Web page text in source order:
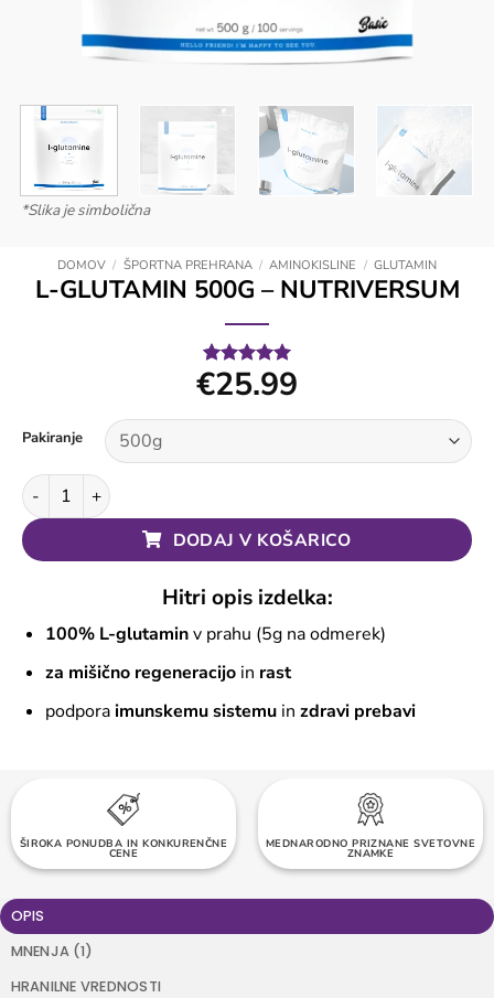
*Slika je simbolična
DOMOV / ŠPORTNA PREHRANA / AMINOKISLINE / GLUTAMIN
L-GLUTAMIN 500G – NUTRIVERSUM
Ocenjeno z
5od 5 na
1
€25.99
Pakiranje
L-glutamin 500g - Nutriversum količina
DODAJ V KOŠARICO
Hitri opis izdelka:
100% L-glutaminv prahu (5g na odmerek)
za mišično regeneracijoin rast
podporaimunskemu sistemuin zdravi prebavi
TOČKE ZVESTOBE OB VSAKEM NAKUPU BREZPLAČNA DOSTAVA NAD 60 EUR
ŠIROKA PONUDBA IN KONKURENČNE
CENE
MEDNARODNO PRIZNANE SVETOVNE
ZNAMKE
OPIS
MNENJA (1)
HRANILNE VREDNOSTI